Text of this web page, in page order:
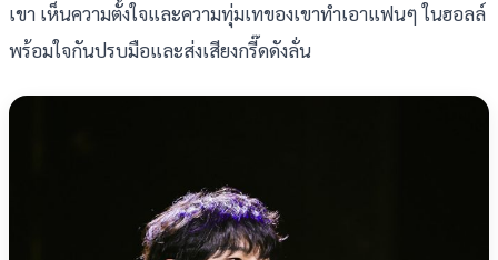
เขา เห็นความตั้งใจและความทุ่มเทของเขาทำเอาแฟนๆ ในฮอลล์
พร้อมใจกันปรบมือและส่งเสียงกรี๊ดดังลั่น